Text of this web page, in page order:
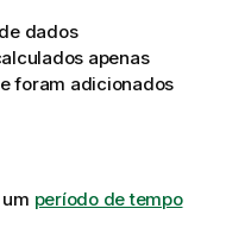
dados
apenas
foram adicionados
período de tempo